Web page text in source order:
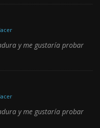
y me gustaría probar
y me gustaría probar